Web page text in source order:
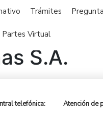
Trámites
Partes Virtual
S.A.
telefónica:
Atención de